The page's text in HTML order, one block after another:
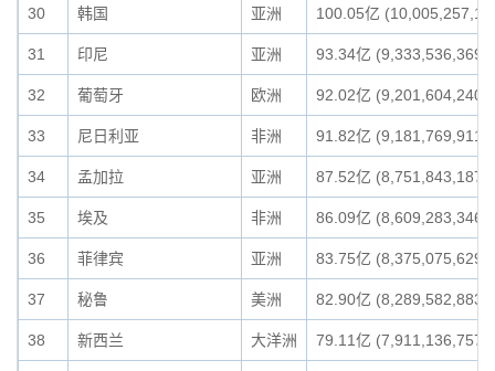
30 韩国 亚洲 100.05亿
31 印尼 亚洲 93.34亿 (9,333,536,369)
32 葡萄牙 欧洲 92.02亿 (9,201,604,240)
33 尼日利亚 非洲 91.82亿 (9,181,769,911)
34 孟加拉 亚洲 87.52亿 (8,751,843,187)
35 埃及 非洲 86.09亿 (8,609,283,346)
36 菲律宾 亚洲 83.75亿 (8,375,075,629)
37 秘鲁 美洲 82.90亿 (8,289,582,883)
38 新西兰 大洋洲 79.11亿 (7,911,136,757)